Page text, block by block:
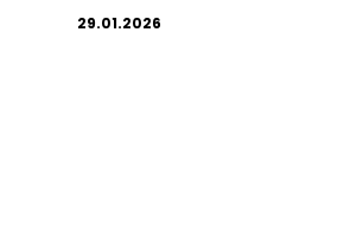
29.01.2026